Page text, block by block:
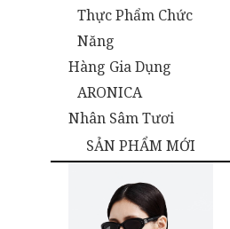
Thực Phẩm Chức
Năng
Hàng Gia Dụng
ARONICA
Nhân Sâm Tươi
SẢN PHẨM MỚI